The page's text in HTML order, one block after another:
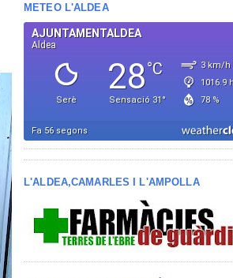
METEO L'ALDEA
L'ALDEA,CAMARLES I L'AMPOLLA